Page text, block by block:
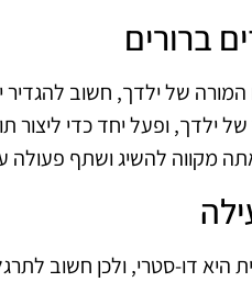
ברורים
של ילדך, חשוב להגדיר
של ילדך, ופעל יחד כדי
מקווה להשיג ושתף פעולה
היא דו-סטרי, ולכן חשוב